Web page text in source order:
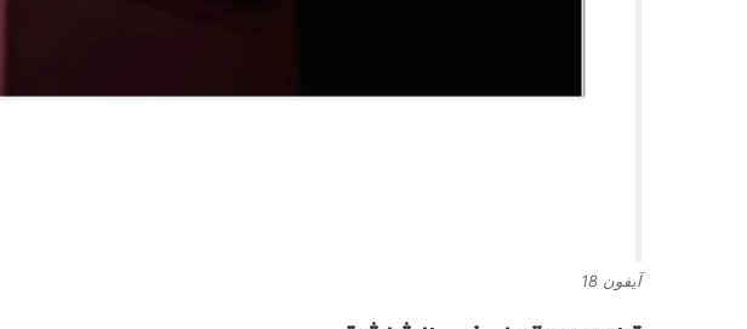
آيفون 18